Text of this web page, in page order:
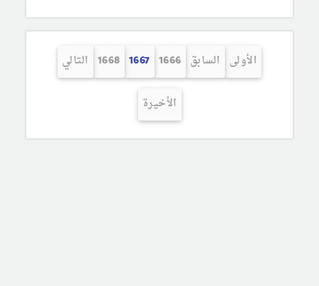
الأولى السابق 1666
1667
1668 التالي
الأخيرة